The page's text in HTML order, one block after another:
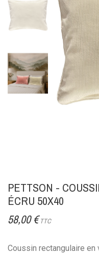
PETTSON -
ÉCRU 50X40
58,00 € TTC
Coussin rectangulaire